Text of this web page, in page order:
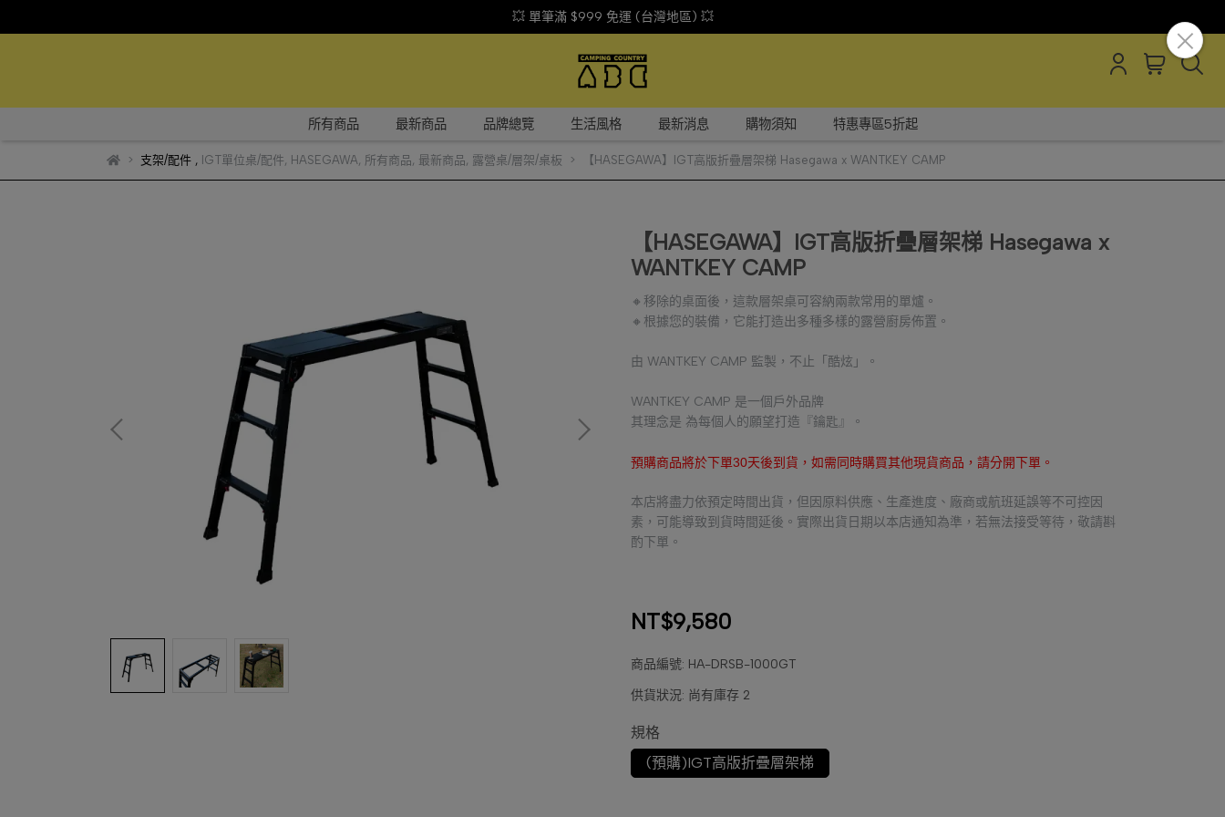
💥 單筆滿 $999 免運 (台灣地區) 💥
所有商品 最新商品 品牌總覽 生活風格 最新消息 購物須知 特惠專區5折起
支架/配件, IGT單位桌/配件, HASEGAWA, 所有商品, 最新商品, 露營桌/層架/桌板 【HASEGAWA】IGT高版折疊層架梯 Hasegawa x WANTKEY CAMP
【HASEGAWA】IGT高版折疊層架梯 Hasegawa x
WANTKEY CAMP
🔸移除的桌面後，這款層架桌可容納兩款常用的單爐。
🔸根據您的裝備，它能打造出多種多樣的露營廚房佈置。
由 WANTKEY CAMP 監製，不止「酷炫」。
WANTKEY CAMP 是一個戶外品牌
其理念是 為每個人的願望打造『鑰匙』。
預購商品將於下單30天後到貨，如需同時購買其他現貨商品，請分開下單。
本店將盡力依預定時間出貨，但因原料供應、生產進度、廠商或航班延誤等不可控因
素，可能導致到貨時間延後。實際出貨日期以本店通知為準，若無法接受等待，敬請斟
酌下單。
NT$9,580
商品編號: HA-DRSB-1000GT
供貨狀況: 尚有庫存 2
規格
(預購)IGT高版折疊層架梯